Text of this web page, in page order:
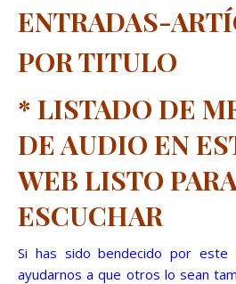
ENTRADAS-
POR TITULO
* LISTADO DE
DE AUDIO EN
WEB LISTO
ESCUCHAR
Si has sido bendecido por este
ayudarnos a que otros lo sean